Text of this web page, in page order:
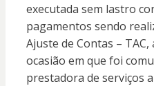
executada sem lastro
pagamentos sendo
Ajuste de Contas –
ocasião em que foi
prestadora de serviços